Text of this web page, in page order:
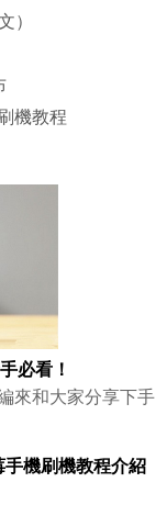
）
機教程
必看！
和大家分享下手
手機刷機教程介紹